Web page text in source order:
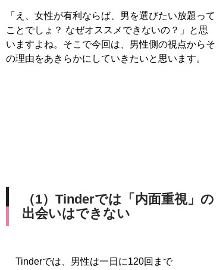
「え、女性が有利ならば、男を選びたい放題って
ことでしょ？ なぜオススメできないの？」と思
いますよね。そこで今回は、男性側の視点からそ
の理由をあきらかにしていきたいと思います。
（1）Tinderでは「内面重視」の
出会いはできない
Tinderでは、男性は一日に120回まで